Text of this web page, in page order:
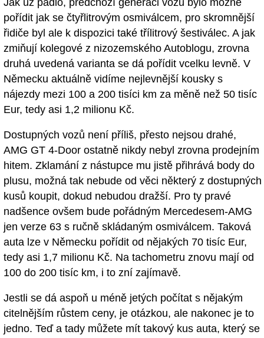
Jak už padlo, předchozí generaci vozu bylo možné
pořídit jak se čtyřlitrovým osmiválcem, pro skromnější
řidiče byl ale k dispozici také třílitrový šestiválec. A jak
zmiňují kolegové z nizozemského Autoblogu, zrovna
druhá uvedená varianta se dá pořídit vcelku levně. V
Německu aktuálně vidíme nejlevnější kousky s
nájezdy mezi 100 a 200 tisíci km za měně než 50 tisíc
Eur, tedy asi 1,2 milionu Kč.
Dostupných vozů není příliš, přesto nejsou drahé,
AMG GT 4-Door ostatně nikdy nebyl zrovna prodejním
hitem. Zklamání z nástupce mu jistě přihrává body do
plusu, možná tak nebude od věci některý z dostupných
kusů koupit, dokud nebudou dražší. Pro ty pravé
nadšence ovšem bude pořádným Mercedesem-AMG
jen verze 63 s ručně skládaným osmiválcem. Taková
auta lze v Německu pořídit od nějakých 70 tisíc Eur,
tedy asi 1,7 milionu Kč. Na tachometru znovu mají od
100 do 200 tisíc km, i to zní zajímavě.
Jestli se dá aspoň u méně jetých počítat s nějakým
citelnějším růstem ceny, je otázkou, ale nakonec je to
jedno. Teď a tady můžete mít takový kus auta, který se